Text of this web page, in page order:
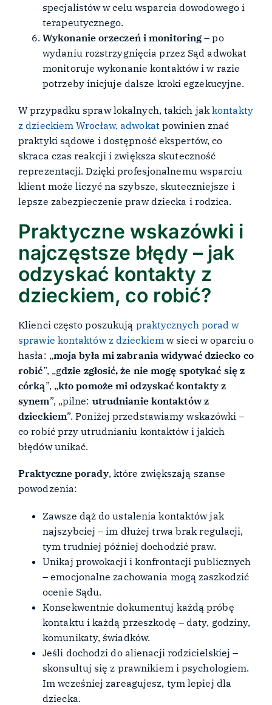
specjalistów w celu wsparcia dowodowego i
terapeutycznego.
Wykonanie orzeczeń i monitoring – po
wydaniu rozstrzygnięcia przez Sąd adwokat
monitoruje wykonanie kontaktów i w razie
potrzeby inicjuje dalsze kroki egzekucyjne.
W przypadku spraw lokalnych, takich jakkontakty
z dzieckiem Wrocław, adwokatpowinien znać
praktyki sądowe i dostępność ekspertów, co
skraca czas reakcji i zwiększa skuteczność
reprezentacji. Dzięki profesjonalnemu wsparciu
klient może liczyć na szybsze, skuteczniejsze i
lepsze zabezpieczenie praw dziecka i rodzica.
Praktyczne wskazówki i
najczęstsze błędy – jak
odzyskać kontakty z
dzieckiem, co robić?
Klienci często poszukują praktycznych porad w
sprawie kontaktów z dzieckiemw sieci w oparciu o
hasła: „moja była mi zabrania widywać dziecko co
robić”, „gdzie zgłosić, że nie mogę spotykać się z
córką”, „kto pomoże mi odzyskać kontakty z
synem”, „pilne: utrudnianie kontaktów z
dzieckiem”. Poniżej przedstawiamy wskazówki –
co robić przy utrudnianiu kontaktów i jakich
błędów unikać.
Praktyczne porady, które zwiększają szanse
powodzenia:
Zawsze dąż do ustalenia kontaktów jak
najszybciej – im dłużej trwa brak regulacji,
tym trudniej później dochodzić praw.
Unikaj prowokacji i konfrontacji publicznych
– emocjonalne zachowania mogą zaszkodzić
ocenie Sądu.
Konsekwentnie dokumentuj każdą próbę
kontaktu i każdą przeszkodę – daty, godziny,
komunikaty, świadków.
Jeśli dochodzi do alienacji rodzicielskiej –
skonsultuj się z prawnikiem i psychologiem.
Im wcześniej zareagujesz, tym lepiej dla
dziecka.